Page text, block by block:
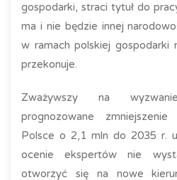
gospodarki, straci tytuł do
ma i nie będzie innej
w ramach polskiej gospodarki
przekonuje.
Zważywszy na
prognozowane
Polsce o 2,1 mln do 2035 r.
ocenie ekspertów nie
otworzyć się na nowe